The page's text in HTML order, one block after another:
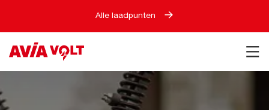
Alle laadpunten